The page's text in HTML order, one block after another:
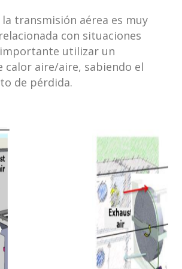
transmisión aérea es muy
con situaciones
importante utilizar un
calor aire/aire, sabiendo el
de pérdida.